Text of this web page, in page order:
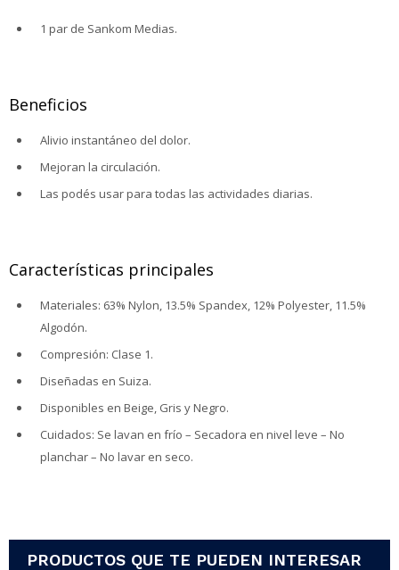
1 par de Sankom Medias.
Beneficios
Alivio instantáneo del dolor.
Mejoran la circulación.
Las podés usar para todas las actividades diarias.
Características principales
Materiales: 63% Nylon, 13.5% Spandex, 12% Polyester, 11.5%
Algodón.
Compresión: Clase 1.
Diseñadas en Suiza.
Disponibles en Beige, Gris y Negro.
Cuidados: Se lavan en frío – Secadora en nivel leve – No
planchar – No lavar en seco.
PRODUCTOS QUE TE PUEDEN INTERESAR